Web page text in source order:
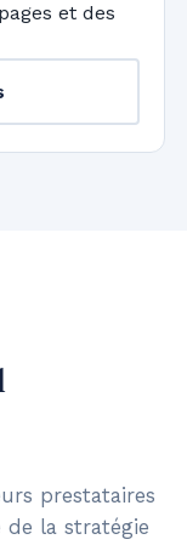
et des
prestataires
de la stratégie